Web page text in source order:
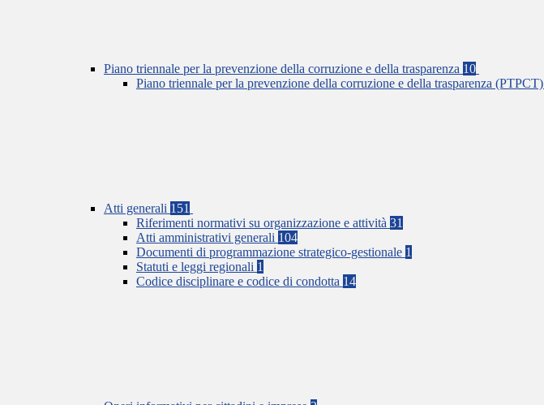
Piano triennale per la prevenzione della corruzione e della trasparenza 10
Piano triennale per la prevenzione della corruzione e della trasparenza (PTPCT)
Atti generali 151
Riferimenti normativi su organizzazione e attività 31
Atti amministrativi generali 104
Documenti di programmazione strategico-gestionale 1
Statuti e leggi regionali 1
Codice disciplinare e codice di condotta 14